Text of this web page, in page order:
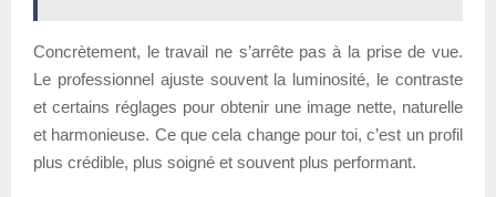
Concrètement, le travail ne s’arrête pas à la prise de vue.
Le professionnel ajuste souvent la luminosité, le contraste
et certains réglages pour obtenir une image nette, naturelle
et harmonieuse. Ce que cela change pour toi, c’est un profil
plus crédible, plus soigné et souvent plus performant.